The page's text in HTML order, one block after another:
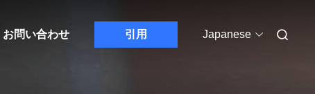
お問い合わせ 引用 Japanese